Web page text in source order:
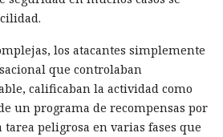
contratan en la nube una
para estafar
los atacantes simplemente
que controlaban
calificaban la actividad como
un programa de recompensas por
peligrosa en varias fases que